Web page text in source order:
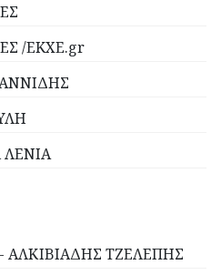
/EKXE.gr
ΛΕΝΙΑ
- ΑΛΚΙΒΙΑΔΗΣ ΤΖΕΛΕΠΗΣ